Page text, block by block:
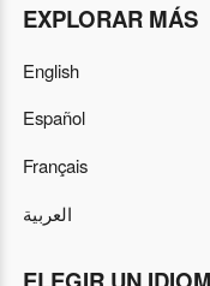
EXPLORAR MÁS
English
Español
Français
العربية